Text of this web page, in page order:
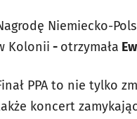
Niemiecko-
Kolonii - otrzymała
PPA to nie tylko
koncert